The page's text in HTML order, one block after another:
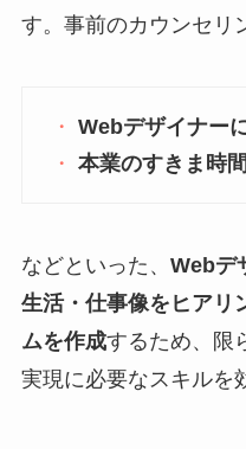
す。事前のカウンセリ
Webデザイナー
本業のすきま時
などといった、 Webデ
生活・仕事像をヒアリ
ムを作成するため、限
実現に必要なスキルを